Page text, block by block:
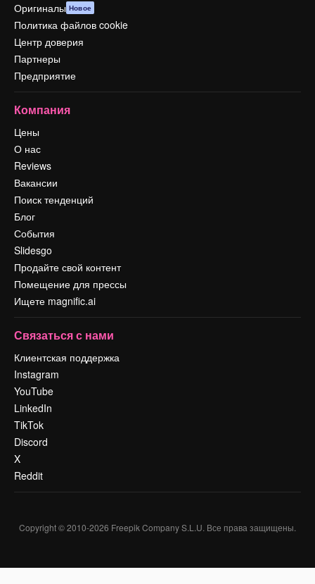
Оригиналы Новое
Политика файлов cookie
Центр доверия
Партнеры
Предприятие
Компания
Цены
О нас
Reviews
Вакансии
Поиск тенденций
Блог
События
Slidesgo
Продайте свой контент
Помещение для прессы
Ищете magnific.ai
Связаться с нами
Клиентская поддержка
Instagram
YouTube
LinkedIn
TikTok
Discord
X
Reddit
Copyright © 2010-2026 Freepik Company S.L.U. Все права защищены.